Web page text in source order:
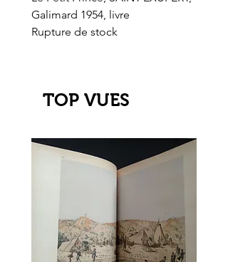
Galimard 1954, livre
Rupture de stock
TOP VUES